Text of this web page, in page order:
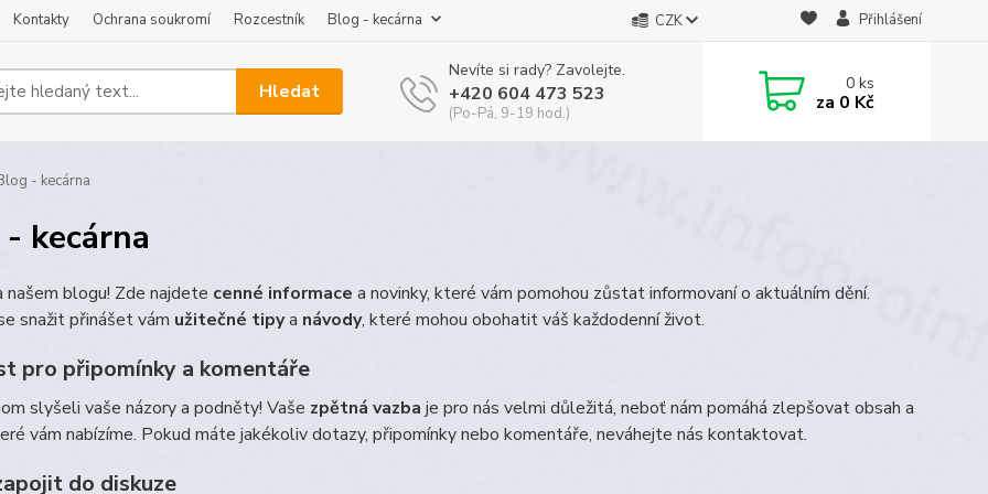
Kontakty Ochrana soukromí Rozcestník Blog - kecárna CZK Přihlášení
Hledat
Nevíte si rady? Zavolejte.
+420 604 473 523
(Po-Pá, 9-19 hod.)
0ks
za 0 Kč
- kecárna
kecárna
blogu! Zde najdete cenné informace a novinky, které vám pomohou zůstat informovaní o aktuálním dění.
snažit přinášet vám užitečné tipya návody, které mohou obohatit váš každodenní život.
pro připomínky a komentáře
slyšeli vaše názory a podněty! Vaše zpětná vazba je pro nás velmi důležitá, neboť nám pomáhá zlepšovat obsah a
vám nabízíme. Pokud máte jakékoliv dotazy, připomínky nebo komentáře, neváhejte nás kontaktovat.
do diskuze